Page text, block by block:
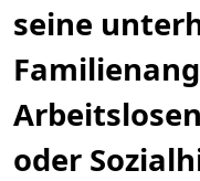
seine
oder